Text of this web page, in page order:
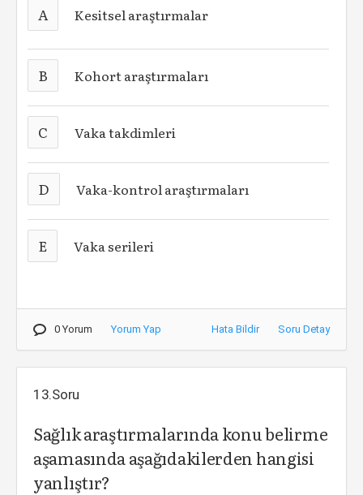
A Kesitsel araştırmalar
B Kohort araştırmaları
C Vaka takdimleri
D Vaka-kontrol araştırmaları
E Vaka serileri
0 Yorum Yorum Yap Hata Bildir Soru Detay
13.Soru
Sağlık araştırmalarında konu belirme
aşamasında aşağıdakilerden hangisi
yanlıştır?